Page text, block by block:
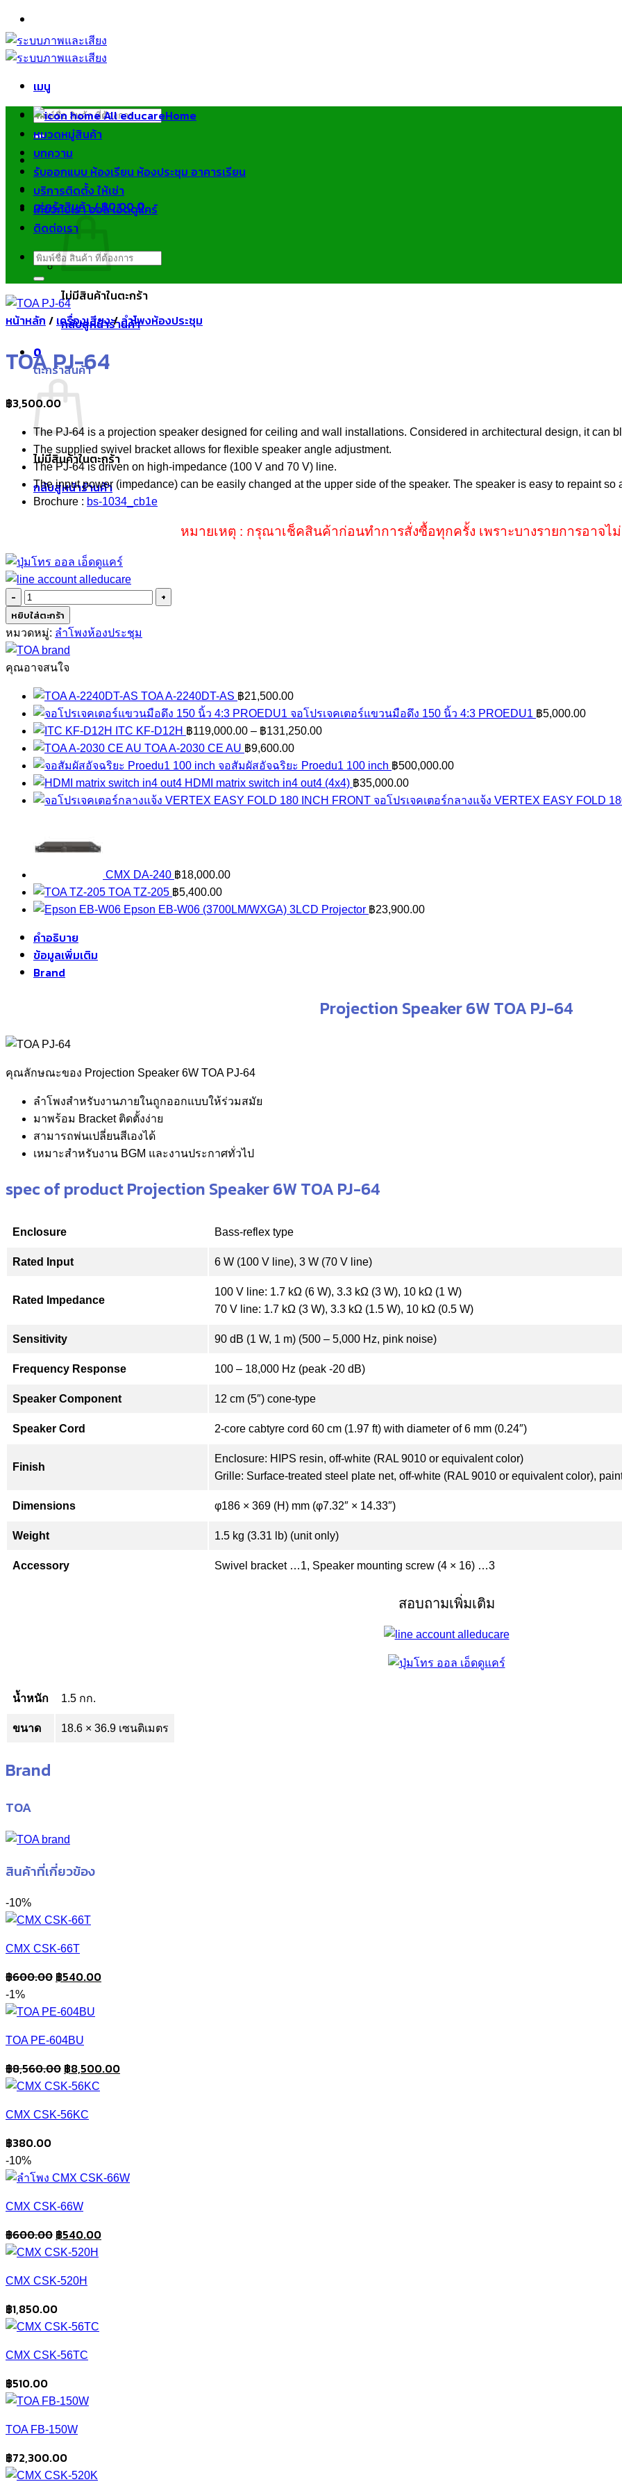
ข้าม
ไป
ยัง
เมนู
ค้นหา:
ตะกร้าสินค้า /฿0.000
ไม่มีสินค้าในตะกร้า
กลับสู่หน้าร้านค้า
0
ตะกร้าสินค้า
ไม่มีสินค้าในตะกร้า
กลับสู่หน้าร้านค้า
Home
หมวดหมู่สินค้า
บทความ
รับออกแบบ ห้องเรียน ห้องประชุม อาคารเรียน
บริการติดตั้ง ให้เช่า
เกี่ยวกับเรา ออล เอ็ดดูแคร์
ติดต่อเรา
ค้นหา:
หน้าหลัก / เครื่องเสียง/ ลำโพงห้องประชุม
TOA PJ-64
฿3,500.00
The PJ-64 is a projection speaker designed for ceiling and wall installations. Considered in architectural design, it can
The supplied swivel bracket allows for flexible speaker angle adjustment.
The PJ-64 is driven on high-impedance (100 V and 70 V) line.
The input power (impedance) can be easily changed at the upper side of the speaker. The speaker is easy to repaint
Brochure : bs-1034_cb1e
หมายเหตุ : กรุณาเช็คสินค้าก่อนทำการสั่งซื้อทุกครั้ง เพราะบางรายการอาจ
จำนวน
TOA
PJ-
64
ชิ้น
หยิบใส่ตะกร้า
หมวดหมู่: ลำโพงห้องประชุม
คุณอาจสนใจ
TOA A-2240DT-AS ฿21,500.00
จอโปรเจคเตอร์แขวนมือดึง 150 นิ้ว 4:3 PROEDU1 ฿5,000.00
ITC KF-D12H ฿119,000.00 – ฿131,250.00Price
฿119,000.00
through
฿131,250.00
TOA A-2030 CE AU ฿9,600.00
จอสัมผัสอัจฉริยะ Proedu1 100 inch ฿500,000.00
HDMI matrix switch in4 out4 (4x4) ฿35,000.00
จอโปรเจคเตอร์กลางแจ้ง VERTEX EASY FOLD
CMX DA-240 ฿18,000.00
TOA TZ-205 ฿5,400.00
Epson EB-W06 (3700LM/WXGA) 3LCD Projector ฿23,900.00
คำอธิบาย
ข้อมูลเพิ่มเติม
Brand
Projection Speaker 6W TOA PJ-64
คุณลักษณะของ Projection Speaker 6W TOA PJ-64
ลำโพงสำหรับงานภายในถูกออกแบบให้ร่วมสมัย
มาพร้อม Bracket ติดตั้งง่าย
สามารถพ่นเปลี่ยนสีเองได้
เหมาะสำหรับงาน BGM และงานประกาศทั่วไป
spec of product Projection Speaker 6W TOA PJ-64
Enclosure Bass-reflex type
Rated Input 6 W (100 V line), 3 W (70 V line)
Rated Impedance
100 V line: 1.7 kΩ (6 W), 3.3 kΩ (3 W), 10 kΩ (1 W)
70 V line: 1.7 kΩ (3 W), 3.3 kΩ (1.5 W), 10 kΩ (0.5 W)
Sensitivity 90 dB (1 W, 1 m) (500 – 5,000 Hz, pink noise)
Frequency Response 100 – 18,000 Hz (peak -20 dB)
Speaker Component 12 cm (5″) cone-type
Speaker Cord 2-core cabtyre cord 60 cm (1.97 ft) with diameter of 6 mm (0.24″)
Finish
Enclosure: HIPS resin, off-white (RAL 9010 or equivalent color)
Grille: Surface-treated steel plate net, off-white (RAL 9010 or equivalent color),
Dimensions φ186 × 369 (H) mm (φ7.32″ × 14.33″)
Weight 1.5 kg (3.31 lb) (unit only)
Accessory Swivel bracket …1, Speaker mounting screw (4 × 16) …3
สอบถามเพิ่มเติม
น้ำหนัก 1.5 กก.
ขนาด 18.6 × 36.9 เซนติเมตร
Brand
TOA
สินค้าที่เกี่ยวข้อง
-10%
CMX CSK-66T
฿600.00 Original
was:
฿540.00Current
-1%
TOA PE-604BU
฿8,560.00 Original
price
฿8,560.00.
฿8,500.00Current
CMX CSK-56KC
฿380.00
-10%
CMX CSK-66W
฿600.00 Original
price
฿600.00.
฿540.00Current
CMX CSK-520H
฿1,850.00
CMX CSK-56TC
฿510.00
TOA FB-150W
฿72,300.00